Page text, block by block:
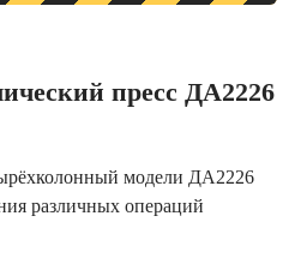
пресс ДА2226
модели ДА2226
различных операций